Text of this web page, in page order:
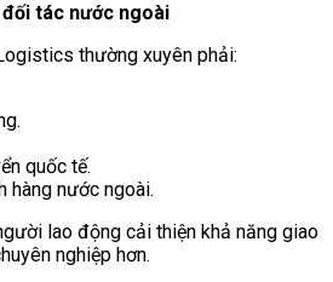
tác nước ngoài
thường xuyên phải:
quốc tế.
hàng nước ngoài.
lao động cải thiện khả năng giao
nghiệp hơn.